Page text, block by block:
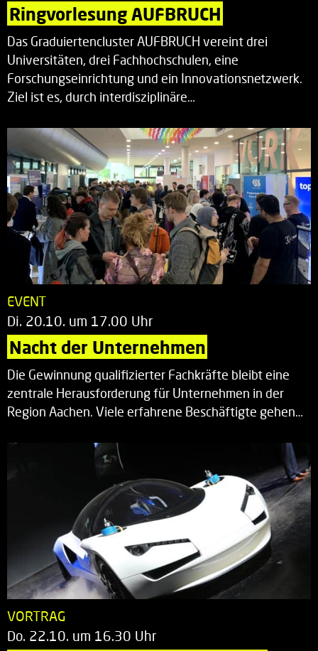
Ringvorlesung AUFBRUCH
Das Graduiertencluster AUFBRUCH vereint drei
Universitäten, drei Fachhochschulen, eine
Forschungseinrichtung und ein Innovationsnetzwerk.
Ziel ist es, durch interdisziplinäre…
EVENT
Di. 20.10. um 17.00 Uhr
Nacht der Unternehmen
Die Gewinnung qualifizierter Fachkräfte bleibt eine
zentrale Herausforderung für Unternehmen in der
Region Aachen. Viele erfahrene Beschäftigte gehen…
VORTRAG
Do. 22.10. um 16.30 Uhr